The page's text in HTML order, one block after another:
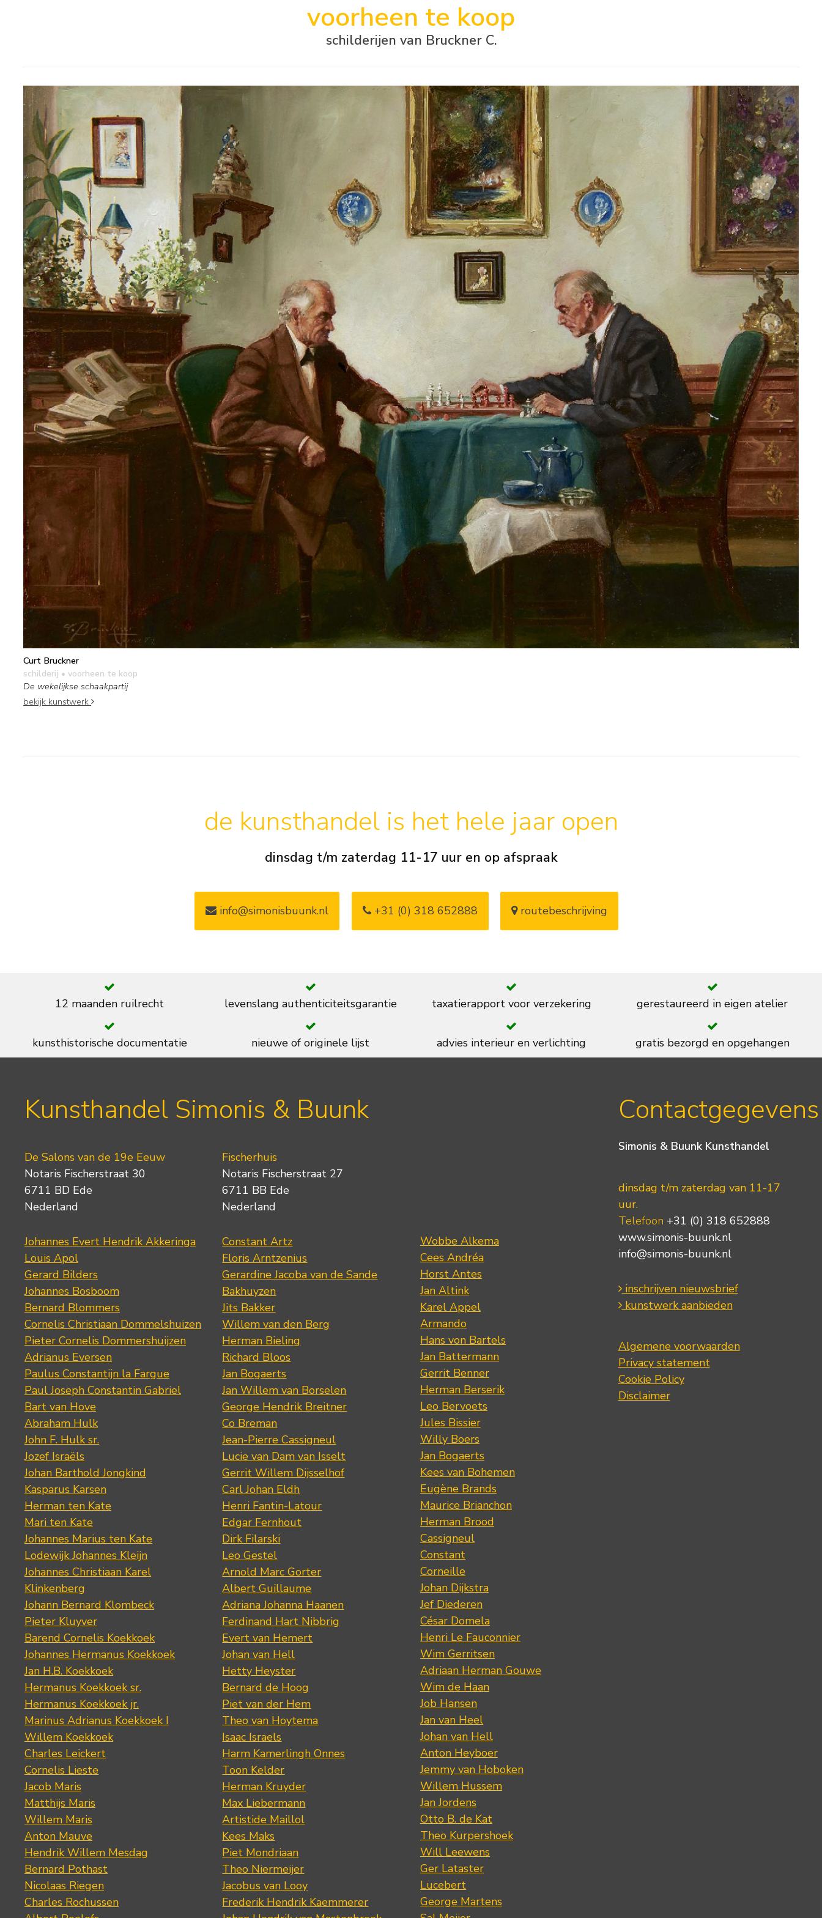
voorheen te koop
schilderijen van Bruckner C.
Curt Bruckner
schilderij • voorheen te koop
De wekelijkse schaakpartij
bekijk kunstwerk
de kunsthandel is het hele jaar open
dinsdag t/m zaterdag 11-17 uur en op afspraak
info@simonisbuunk.nl +31 (0) 318 652888 routebeschrijving
12 maanden ruilrecht levenslang authenticiteitsgarantie taxatierapport voor verzekering gerestaureerd in eigen atelier
kunsthistorische documentatie nieuwe of originele lijst advies interieur en verlichting gratis bezorgd en opgehangen
Kunsthandel Simonis & Buunk
De Salons van de 19e Eeuw
Notaris Fischerstraat 30
6711 BD Ede
Nederland
Johannes Evert Hendrik Akkeringa
Louis Apol
Gerard Bilders
Johannes Bosboom
Bernard Blommers
Cornelis Christiaan Dommelshuizen
Pieter Cornelis Dommershuijzen
Adrianus Eversen
Paulus Constantijn la Fargue
Paul Joseph Constantin Gabriel
Bart van Hove
Abraham Hulk
John F. Hulk sr.
Jozef Israëls
Johan Barthold Jongkind
Kasparus Karsen
Herman ten Kate
Mari ten Kate
Johannes Marius ten Kate
Lodewijk Johannes Kleijn
Johannes Christiaan Karel
Klinkenberg
Johann Bernard Klombeck
Pieter Kluyver
Barend Cornelis Koekkoek
Johannes Hermanus Koekkoek
Jan H.B. Koekkoek
Hermanus Koekkoek sr.
Hermanus Koekkoek jr.
Marinus Adrianus Koekkoek I
Willem Koekkoek
Charles Leickert
Cornelis Lieste
Jacob Maris
Matthijs Maris
Willem Maris
Anton Mauve
Hendrik Willem Mesdag
Bernard Pothast
Nicolaas Riegen
Charles Rochussen
Fischerhuis
Notaris Fischerstraat 27
6711 BB Ede
Nederland
Constant Artz
Floris Arntzenius
Gerardine Jacoba van de Sande
Bakhuyzen
Jits Bakker
Willem van den Berg
Herman Bieling
Richard Bloos
Jan Bogaerts
Jan Willem van Borselen
George Hendrik Breitner
Co Breman
Jean-Pierre Cassigneul
Lucie van Dam van Isselt
Gerrit Willem Dijsselhof
Carl Johan Eldh
Henri Fantin-Latour
Edgar Fernhout
Dirk Filarski
Leo Gestel
Arnold Marc Gorter
Albert Guillaume
Adriana Johanna Haanen
Ferdinand Hart Nibbrig
Evert van Hemert
Johan van Hell
Hetty Heyster
Bernard de Hoog
Piet van der Hem
Theo van Hoytema
Isaac Israels
Harm Kamerlingh Onnes
Toon Kelder
Herman Kruyder
Max Liebermann
Artistide Maillol
Kees Maks
Piet Mondriaan
Theo Niermeijer
Jacobus van Looy
Frederik Hendrik Kaemmerer
Wobbe Alkema
Cees Andréa
Horst Antes
Jan Altink
Karel Appel
Armando
Hans von Bartels
Jan Battermann
Gerrit Benner
Herman Berserik
Leo Bervoets
Jules Bissier
Willy Boers
Jan Bogaerts
Kees van Bohemen
Eugène Brands
Maurice Brianchon
Herman Brood
Cassigneul
Constant
Corneille
Johan Dijkstra
Jef Diederen
César Domela
Henri Le Fauconnier
Wim Gerritsen
Adriaan Herman Gouwe
Wim de Haan
Job Hansen
Jan van Heel
Johan van Hell
Anton Heyboer
Jemmy van Hoboken
Willem Hussem
Jan Jordens
Otto B. de Kat
Theo Kurpershoek
Will Leewens
Ger Lataster
Lucebert
George Martens
Contactgegevens
Simonis & Buunk Kunsthandel
dinsdag t/m zaterdag van 11-17
uur.
Telefoon +31 (0) 318 652888
www.simonis-buunk.nl
info@simonis-buunk.nl
inschrijven nieuwsbrief
kunstwerk aanbieden
Algemene voorwaarden
Privacy statement
Cookie Policy
Disclaimer